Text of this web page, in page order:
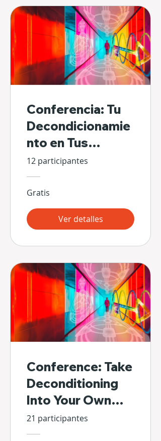
Conferencia: Tu
Decondicionamie
nto en Tus
Propias Manos
12 participantes
Gratis
Ver detalles
Conference: Take
Deconditioning
Into Your Own
Hands
21 participantes